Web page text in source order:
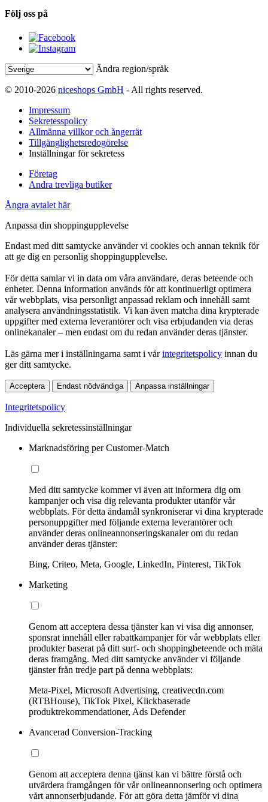
Följ oss på
Ändra region/språk
© 2010-2026 niceshops GmbH - All rights reserved.
Impressum
Sekretesspolicy
Allmänna villkor och ångerrät
Tillgänglighetsredogörelse
Inställningar för sekretess
Företag
Andra trevliga butiker
Ångra avtalet här
Anpassa din shoppingupplevelse
Endast med ditt samtycke använder vi cookies och annan teknik för
att ge dig en personlig shoppingupplevelse.
För detta samlar vi in data om våra användare, deras beteende och
enheter. Denna information används för att kontinuerligt optimera
vår webbplats, visa personligt anpassad reklam och innehåll samt
analysera användningsstatistik. Vi kan även matcha dina krypterade
uppgifter med externa leverantörer och visa erbjudanden via deras
onlinekanaler – men endast om du redan använder deras tjänster.
Läs gärna mer i inställningarna samt i vårintegritetspolicy innan du
ger ditt samtycke.
Acceptera Endast nödvändiga Anpassa inställningar
Integritetspolicy
Individuella sekretessinställningar
Marknadsföring per Customer-Match
Med ditt samtycke kommer vi även att informera dig om
kampanjer och visa dig relevanta produkter utanför vår
webbplats. För detta ändamål synkroniserar vi dina krypterade
personuppgifter med följande externa leverantörer och
använder deras onlineannonseringskanaler om du redan
använder deras tjänster:
Bing, Criteo, Meta, Google, LinkedIn, Pinterest, TikTok
Marketing
Genom att acceptera dessa tjänster kan vi visa dig annonser,
sponsrat innehåll eller rabattkampanjer för vår webbplats eller
produkter baserat på ditt surf- och shoppingbeteende och mäta
deras framgång. Med ditt samtycke använder vi följande
tjänster från tredje part på denna webbplats:
Meta-Pixel, Microsoft Advertising, creativecdn.com
(RTBHouse), TikTok Pixel, Klickbaserade
produktrekommendationer, Ads Defender
Avancerad Conversion-Tracking
Genom att acceptera denna tjänst kan vi bättre förstå och
utvärdera framgången för vår onlineannonsering och optimera
vårt annonserbjudande. För att göra detta jämför vi dina